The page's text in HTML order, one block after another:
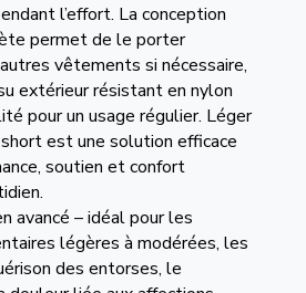
l’effort. La conception
permet de le porter
vêtements si nécessaire,
extérieur résistant en nylon
pour un usage régulier. Léger
est une solution efficace
soutien et confort
avancé – idéal pour les
légères à modérées, les
des entorses, le